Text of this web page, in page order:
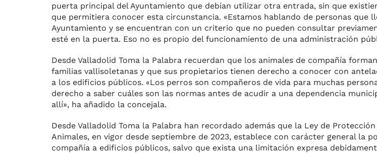
puerta principal del Ayuntamiento que debían utilizar otra entrada, sin que
que permitiera conocer esta circunstancia. «Estamos hablando de personas que
Ayuntamiento y se encuentran con un criterio que no pueden consultar
esté en la puerta. Eso no es propio del funcionamiento de una administración
Desde Valladolid Toma la Palabra recuerdan que los animales de compañía
familias vallisoletanas y que sus propietarios tienen derecho a conocer con
a los edificios públicos. «Los perros son compañeros de vida para muchas
derecho a saber cuáles son las normas antes de acudir a una dependencia
allí», ha añadido la concejala.
Desde Valladolid Toma la Palabra han recordado además que la Ley de
Animales, en vigor desde septiembre de 2023, establece con carácter general la
compañía a edificios públicos, salvo que exista una limitación expresa